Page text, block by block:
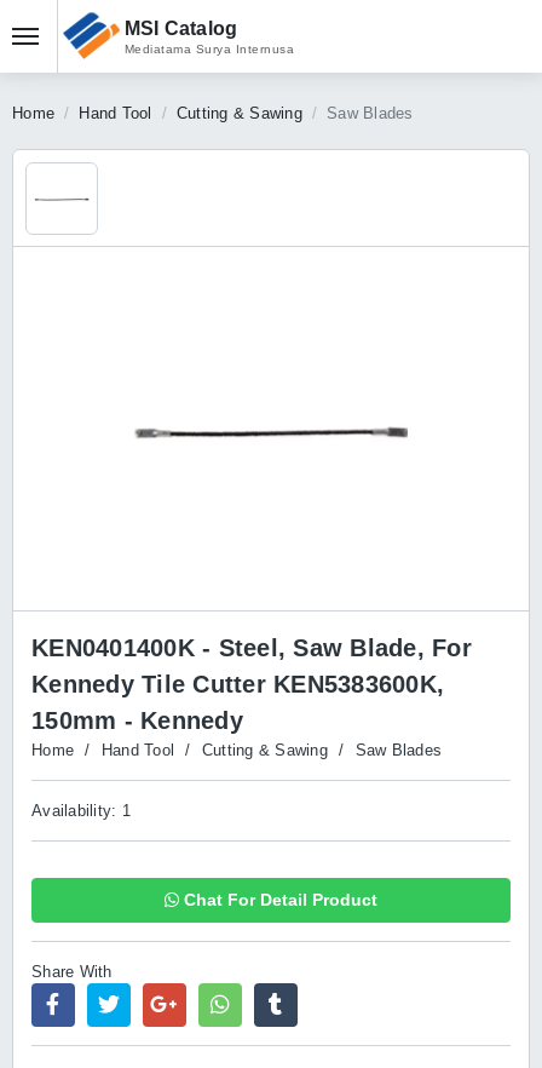
MSI Catalog
Mediatama Surya Internusa
Home Hand Tool Cutting & Sawing Saw Blades
KEN0401400K - Steel, Saw Blade, For
Kennedy Tile Cutter KEN5383600K,
150mm - Kennedy
Home / Hand Tool / Cutting & Sawing / Saw Blades
Availability: 1
Chat For Detail Product
Share With